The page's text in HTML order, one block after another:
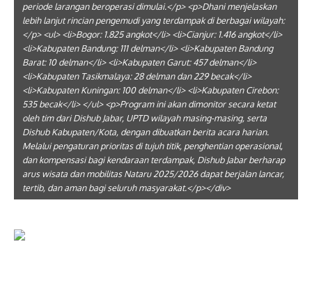
periode larangan beroperasi dimulai.</p> <p>Dhani menjelaskan
lebih lanjut rincian pengemudi yang terdampak di berbagai wilayah:
</p> <ul> <li>Bogor: 1.825 angkot</li> <li>Cianjur: 1.416 angkot</li>
<li>Kabupaten Bandung: 111 delman</li> <li>Kabupaten Bandung
Barat: 10 delman</li> <li>Kabupaten Garut: 457 delman</li>
<li>Kabupaten Tasikmalaya: 28 delman dan 229 becak</li>
<li>Kabupaten Kuningan: 100 delman</li> <li>Kabupaten Cirebon:
535 becak</li> </ul> <p>Program ini akan dimonitor secara ketat
oleh tim dari Dishub Jabar, UPTD wilayah masing-masing, serta
Dishub Kabupaten/Kota, dengan dibuatkan berita acara harian.
Melalui pengaturan prioritas di tujuh titik, penghentian operasional,
dan kompensasi bagi kendaraan terdampak, Dishub Jabar berharap
arus wisata dan mobilitas Nataru 2025/2026 dapat berjalan lancar,
tertib, dan aman bagi seluruh masyarakat.</p></div>